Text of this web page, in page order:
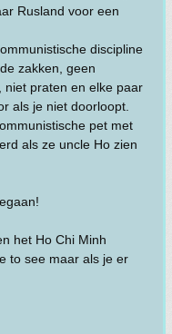
Rusland voor een
discipline
zakken, geen
niet praten en elke paar
als je niet doorloopt.
pet met
als ze uncle Ho zien
het Ho Chi Minh
to see maar als je er